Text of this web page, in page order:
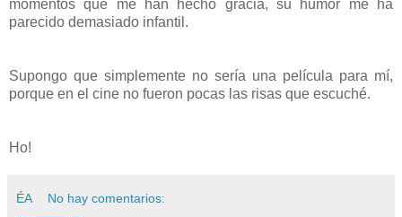
momentos que me han hecho gracia, su humor me ha
parecido demasiado infantil.
Supongo que simplemente no sería una película para mí,
porque en el cine no fueron pocas las risas que escuché.
Ho!
ÉA No hay comentarios: